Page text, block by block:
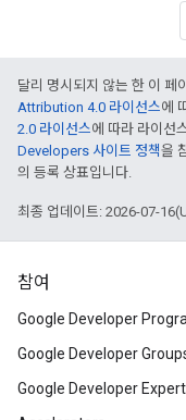
달리 명시되지 않는 한 이 페
Attribution 4.0 라이선스에
2.0 라이선스에 따라 라이선
Developers 사이트 정책을
의 등록 상표입니다.
최종 업데이트: 2026-07-
참여
Google Developer
Google Developer
Google Developer